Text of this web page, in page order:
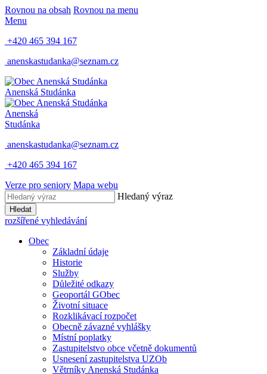
Rovnou na obsah Rovnou na menu
Menu
+420 465 394 167
anenskastudanka@seznam.cz
Anenská Studánka
Anenská
Studánka
anenskastudanka@seznam.cz
+420 465 394 167
Verze pro seniory Mapa webu
Hledaný výraz
Hledat
rozšířené vyhledávání
Obec
Základní údaje
Historie
Služby
Důležité odkazy
Geoportál GObec
Životní situace
Rozklikávací rozpočet
Obecně závazné vyhlášky
Místní poplatky
Zastupitelstvo obce včetně dokumentů
Usnesení zastupitelstva UZOb
Větrníky Anenská Studánka